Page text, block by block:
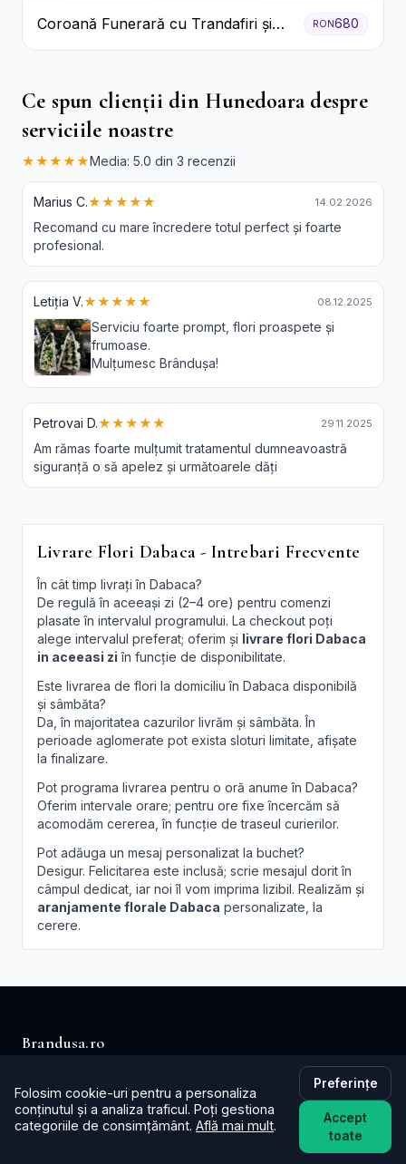
Coroană Funerară cu Trandafiri și
Crini
RON680
Ce spun clienții din Hunedoara despre
serviciile noastre
★★★★★Media: 5.0 din 3 recenzii
Marius C.★★★★★ 14.02.2026
Recomand cu mare încredere totul perfect și foarte
profesional.
Letiția V.★★★★★ 08.12.2025
Serviciu foarte prompt, flori proaspete și
frumoase.
Mulțumesc Brândușa!
Petrovai D.★★★★★ 29.11.2025
Am rămas foarte mulțumit tratamentul dumneavoastră
siguranță o să apelez și următoarele dăți
Livrare Flori Dabaca - Intrebari Frecvente
În cât timp livrați în Dabaca?
De regulă în aceeași zi (2–4 ore) pentru comenzi
plasate în intervalul programului. La checkout poți
alege intervalul preferat; oferim și livrare flori Dabaca
in aceeasi zi în funcție de disponibilitate.
Este livrarea de flori la domiciliu în Dabaca disponibilă
și sâmbăta?
Da, în majoritatea cazurilor livrăm și sâmbăta. În
perioade aglomerate pot exista sloturi limitate, afișate
la finalizare.
Pot programa livrarea pentru o oră anume în Dabaca?
Oferim intervale orare; pentru ore fixe încercăm să
acomodăm cererea, în funcție de traseul curierilor.
Pot adăuga un mesaj personalizat la buchet?
Desigur. Felicitarea este inclusă; scrie mesajul dorit în
câmpul dedicat, iar noi îl vom imprima lizibil. Realizăm și
aranjamente florale Dabaca personalizate, la
cerere.
Brandusa.ro
Buchete cu emoție, aranjamente cu suflet. Comandă
online flori cu livrare în aceeași zi în toată țara.
+40753621077
Folosim cookie-uri pentru a personaliza
conținutul și a analiza traficul. Poți gestiona
categoriile de consimțământ. Află mai mult.
Preferințe
Accept
toate